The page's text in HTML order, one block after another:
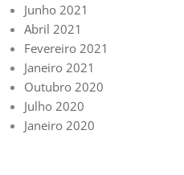
Junho 2021
Abril 2021
Fevereiro 2021
Janeiro 2021
Outubro 2020
Julho 2020
Janeiro 2020